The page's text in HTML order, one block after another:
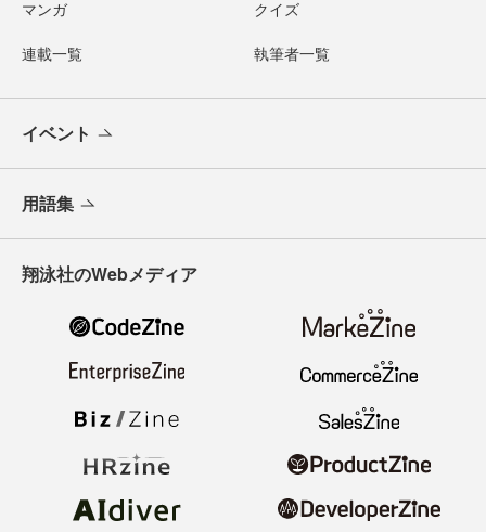
マンガ クイズ
連載一覧 執筆者一覧
イベント
用語集
翔泳社のWebメディア